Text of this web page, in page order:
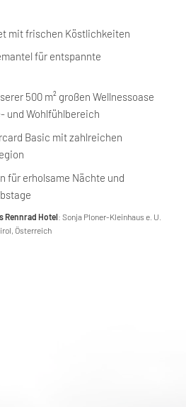
mit frischen Köstlichkeiten
für entspannte
500 m² großen Wellnessoase
und Wohlfühlbereich
Basic mit zahlreichen
für erholsame Nächte und
Rennrad Hotel: Sonja Ploner-Kleinhaus e. U.
Österreich